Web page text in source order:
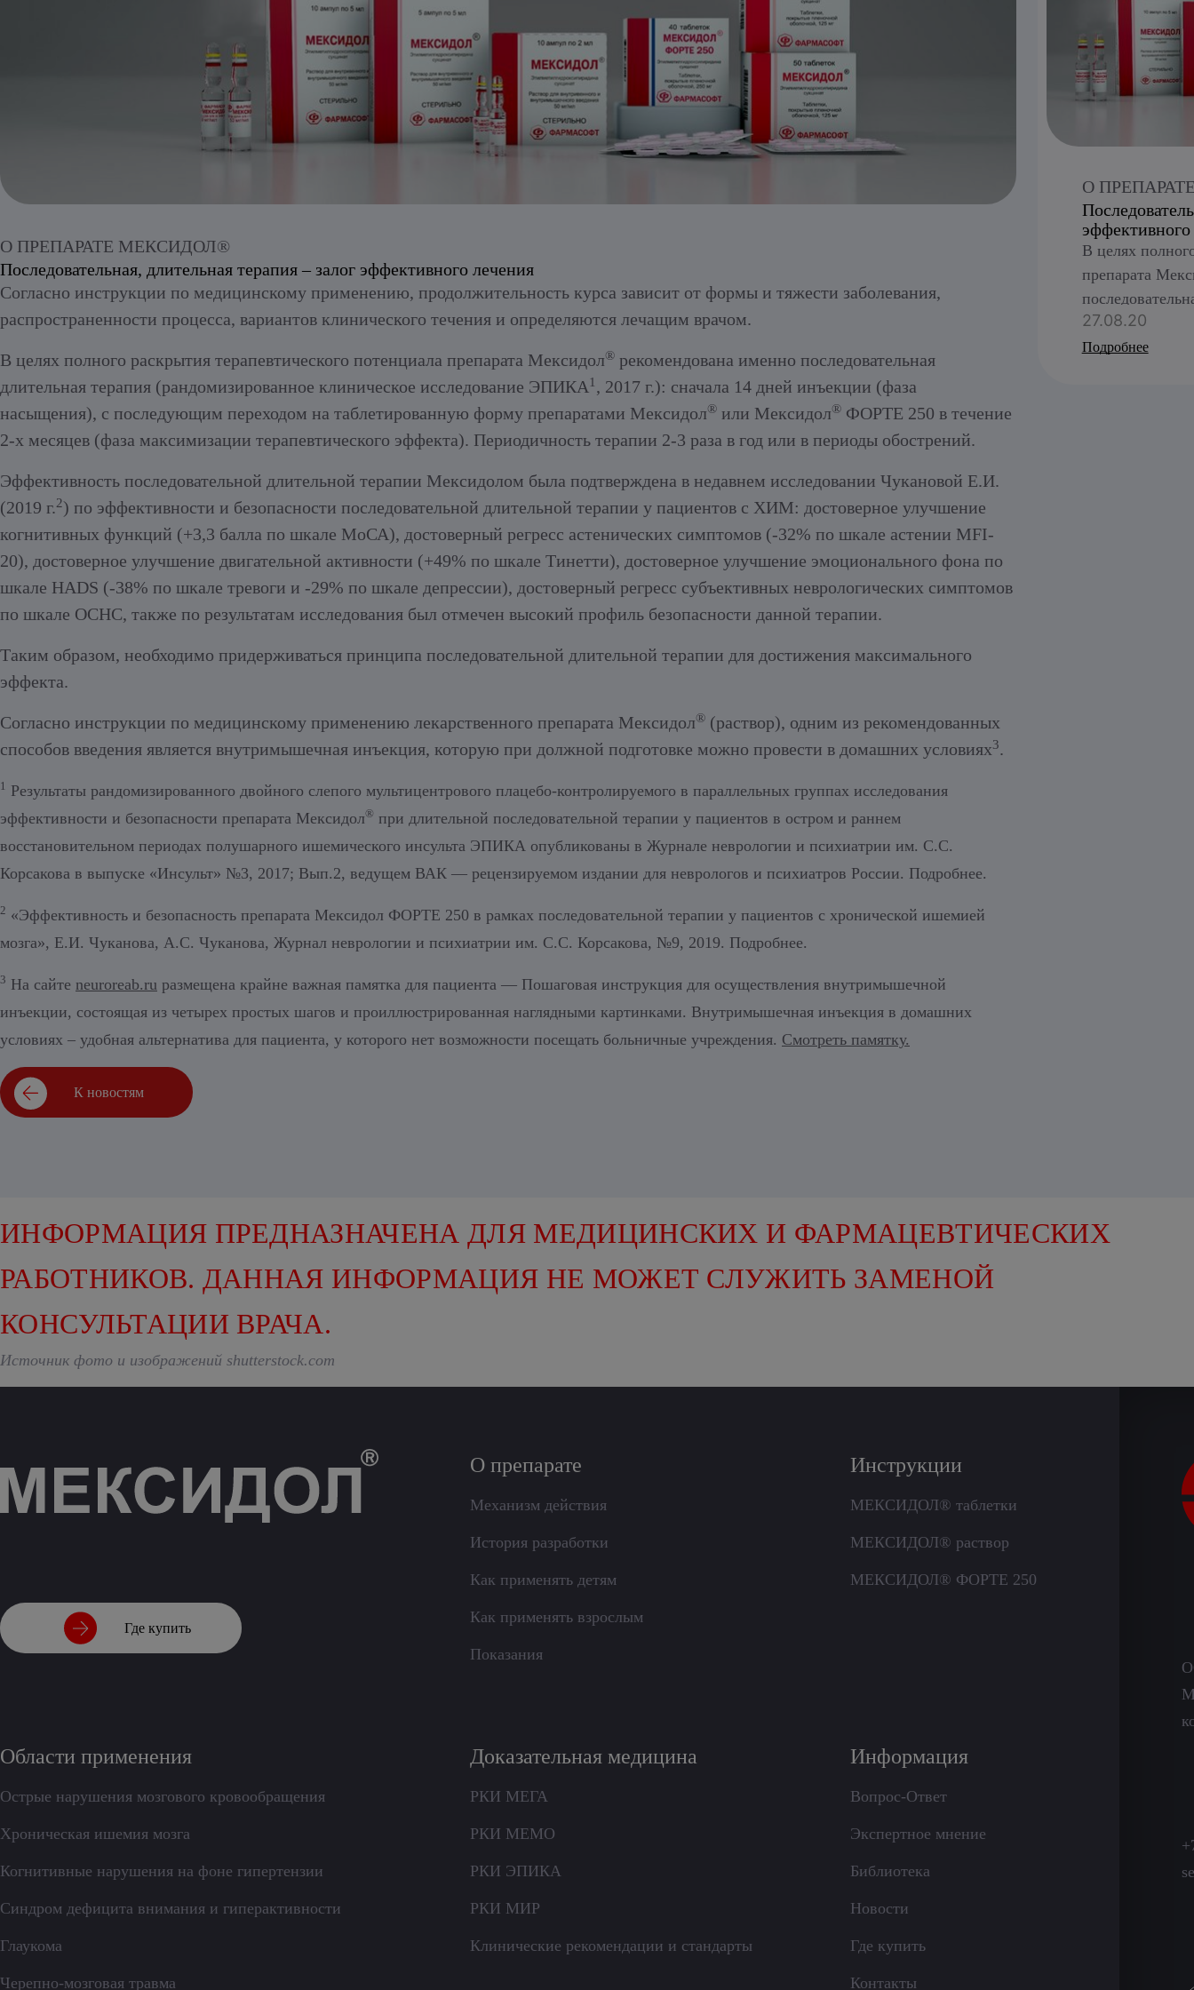
О ПРЕПАРАТЕ МЕКСИДОЛ®
Последовательная, длительная терапия – залог эффективного лечения
Согласно инструкции по медицинскому применению, продолжительность курса зависит от формы и тяжести заболевания,
распространенности процесса, вариантов клинического течения и определяются лечащим врачом.
В целях полного раскрытия терапевтического потенциала препарата Мексидол® рекомендована именно последовательная
длительная терапия (рандомизированное клиническое исследование ЭПИКА1 , 2017 г.): сначала 14 дней инъекции (фаза
насыщения), с последующим переходом на таблетированную форму препаратами Мексидол® или Мексидол® ФОРТЕ 250 в течение
2-х месяцев (фаза максимизации терапевтического эффекта). Периодичность терапии 2-3 раза в год или в периоды обострений.
Эффективность последовательной длительной терапии Мексидолом была подтверждена в недавнем исследовании Чукановой Е.И.
(2019 г.2) по эффективности и безопасности последовательной длительной терапии у пациентов с ХИМ: достоверное улучшение
когнитивных функций (+3,3 балла по шкале МоСА), достоверный регресс астенических симптомов (-32% по шкале астении MFI-
20), достоверное улучшение двигательной активности (+49% по шкале Тинетти), достоверное улучшение эмоционального фона по
шкале HADS (-38% по шкале тревоги и -29% по шкале депрессии), достоверный регресс субъективных неврологических симптомов
по шкале ОСНС, также по результатам исследования был отмечен высокий профиль безопасности данной терапии.
Таким образом, необходимо придерживаться принципа последовательной длительной терапии для достижения максимального
эффекта.
Согласно инструкции по медицинскому применению лекарственного препарата Мексидол® (раствор), одним из рекомендованных
способов введения является внутримышечная инъекция, которую при должной подготовке можно провести в домашних условиях3.
1 Результаты рандомизированного двойного слепого мультицентрового плацебо-контролируемого в параллельных группах исследования
эффективности и безопасности препарата Мексидол® при длительной последовательной терапии у пациентов в остром и раннем
восстановительном периодах полушарного ишемического инсульта ЭПИКА опубликованы в Журнале неврологии и психиатрии им. С.С.
Корсакова в выпуске «Инсульт» №3, 2017; Вып.2, ведущем ВАК — рецензируемом издании для неврологов и психиатров России. Подробнее.
2 «Эффективность и безопасность препарата Мексидол ФОРТЕ 250 в рамках последовательной терапии у пациентов с хронической ишемией
мозга», Е.И. Чуканова, А.С. Чуканова, Журнал неврологии и психиатрии им. С.С. Корсакова, №9, 2019. Подробнее.
3 На сайте neuroreab.ru размещена крайне важная памятка для пациента — Пошаговая инструкция для осуществления внутримышечной
инъекции, состоящая из четырех простых шагов и проиллюстрированная наглядными картинками. Внутримышечная инъекция в домашних
условиях – удобная альтернатива для пациента, у которого нет возможности посещать больничные учреждения. Смотреть памятку.
К новостям
О
В целях
препарата
клиническое
дней
27.08.20
Подробнее
ИНФОРМАЦИЯ ПРЕДНАЗНАЧЕНА ДЛЯ МЕДИЦИНСКИХ И ФАРМАЦЕВТИЧЕСКИХ
РАБОТНИКОВ. ДАННАЯ ИНФОРМАЦИЯ НЕ МОЖЕТ СЛУЖИТЬ ЗАМЕНОЙ
КОНСУЛЬТАЦИИ ВРАЧА.
Источник фото и изображений shutterstock.com
Где купить
О препарате
Механизм действия
История разработки
Как применять детям
Как применять взрослым
Показания
Инструкции
МЕКСИДОЛ® таблетки
МЕКСИДОЛ® раствор
МЕКСИДОЛ® ФОРТЕ 250
Области применения
Острые нарушения мозгового кровообращения
Хроническая ишемия мозга
Когнитивные нарушения на фоне гипертензии
Синдром дефицита внимания и гиперактивности
Глаукома
Черепно-мозговая травма
Доказательная медицина
РКИ МЕГА
РКИ МЕМО
РКИ ЭПИКА
РКИ МИР
Клинические рекомендации и стандарты
Информация
Вопрос-Ответ
Экспертное мнение
Библиотека
Новости
Где купить
Контакты